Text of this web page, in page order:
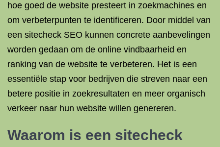
hoe goed de website presteert in zoekmachines en
om verbeterpunten te identificeren. Door middel van
een sitecheck SEO kunnen concrete aanbevelingen
worden gedaan om de online vindbaarheid en
ranking van de website te verbeteren. Het is een
essentiële stap voor bedrijven die streven naar een
betere positie in zoekresultaten en meer organisch
verkeer naar hun website willen genereren.
Waarom is een sitecheck